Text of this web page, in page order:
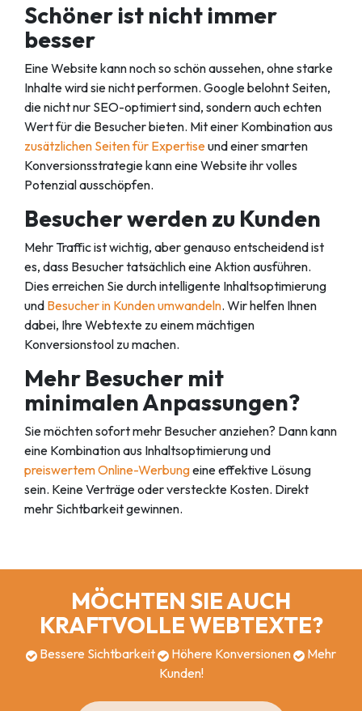
Schöner ist nicht immer
besser
Eine Website kann noch so schön aussehen, ohne starke
Inhalte wird sie nicht performen. Google belohnt Seiten,
die nicht nur SEO-optimiert sind, sondern auch echten
Wert für die Besucher bieten. Mit einer Kombination aus
zusätzlichen Seiten für Expertiseund einer smarten
Konversionsstrategie kann eine Website ihr volles
Potenzial ausschöpfen.
Besucher werden zu Kunden
Mehr Traffic ist wichtig, aber genauso entscheidend ist
es, dass Besucher tatsächlich eine Aktion ausführen.
Dies erreichen Sie durch intelligente Inhaltsoptimierung
und Besucher in Kunden umwandeln. Wir helfen Ihnen
dabei, Ihre Webtexte zu einem mächtigen
Konversionstool zu machen.
Mehr Besucher mit
minimalen Anpassungen?
Sie möchten sofort mehr Besucher anziehen? Dann kann
eine Kombination aus Inhaltsoptimierung und
preiswertem Online-Werbungeine effektive Lösung
sein. Keine Verträge oder versteckte Kosten. Direkt
mehr Sichtbarkeit gewinnen.
MÖCHTEN SIE AUCH
KRAFTVOLLE WEBTEXTE?
Bessere Sichtbarkeit Höhere Konversionen
Mehr
Kunden!